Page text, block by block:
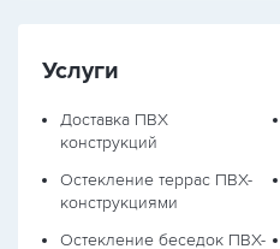
Услуги
Доставка ПВХ
конструкций
Остекление террас ПВХ-
конструкциями
Остекление беседок ПВХ-